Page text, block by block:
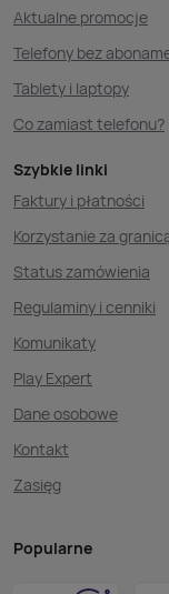
Aktualne promocje
Telefony bez
Tablety i laptopy
Co zamiast telefonu?
Szybkie linki
Faktury i płatności
Korzystanie za
Status zamówienia
Regulaminy i cenniki
Komunikaty
Play Expert
Dane osobowe
Kontakt
Zasięg
Popularne